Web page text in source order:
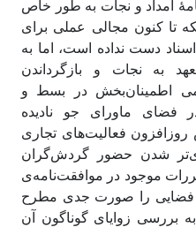
امداد و نجات به طور خاص
تا کنون مجالی عملی برای
دست نداده‌ است، اما به
به نجات و بازگرداندن
اطمینان‌بخش در بسط و
ماورای جو نادیده
فعالیت‌های تجاری
شدن حضور گردش‌گران
موجود در موافقت‌نامه‌ی
فضایی را صورت جدی مطرح
بررسی زوایای گوناگون آن